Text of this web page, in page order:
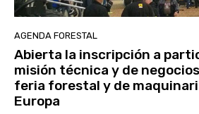
AGENDA FORESTAL
Abierta la inscripción a
misión técnica y de
feria forestal y de
Europa